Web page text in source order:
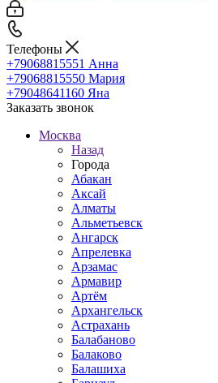
Телефоны
+79068815551 Анна
+79068815550 Мария
+79048641160 Яна
Заказать звонок
Москва
Назад
Города
Абакан
Аксай
Алматы
Альметьевск
Ангарск
Апрелевка
Арзамас
Армавир
Артём
Архангельск
Астрахань
Балабаново
Балаково
Балашиха